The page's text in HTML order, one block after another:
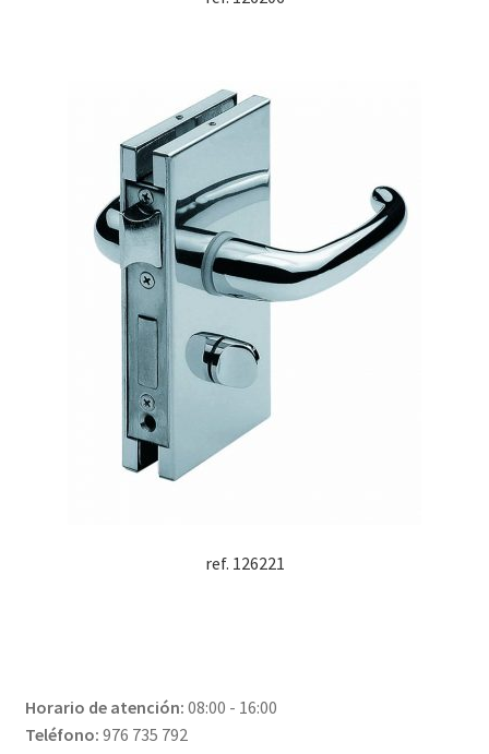
ref. 126221
Horario de atención: 08:00 - 16:00
Teléfono: 976 735 792